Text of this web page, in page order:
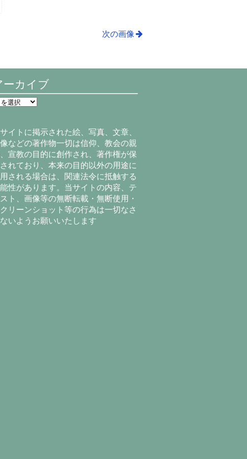
次の画像
ーカイブ
イトに掲示された絵、写真、文章、
などの著作物一切は信仰、教会の親
宣教の目的に創作され、著作権が保
れており、本来の目的以外の用途に
される場合は、関連法令に抵触する
性があります。当サイトの内容、テ
ト、画像等の無断転載・無断使用・
リーンショット等の行為は一切なさ
いようお願いいたします